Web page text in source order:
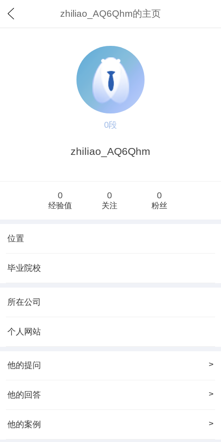
zhiliao_AQ6Qhm的主页
0段
zhiliao_AQ6Qhm
0
经验值
0
关注
0
粉丝
位置
毕业院校
所在公司
个人网站
他的提问 >
他的回答 >
他的案例 >